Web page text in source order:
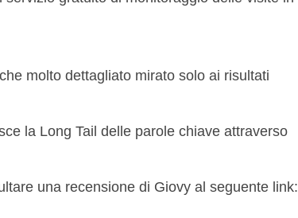
molto dettagliato mirato solo ai risultati
la Long Tail delle parole chiave attraverso
una recensione di Giovy al seguente link: